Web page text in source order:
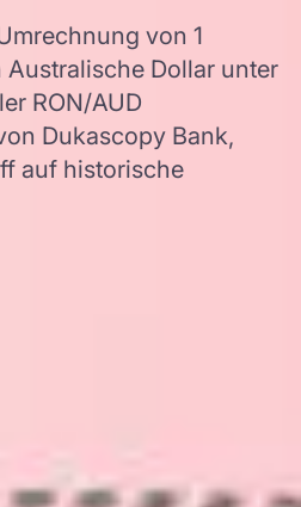
von 1
Australische Dollar unter
RON/AUD
Dukascopy Bank,
auf historische